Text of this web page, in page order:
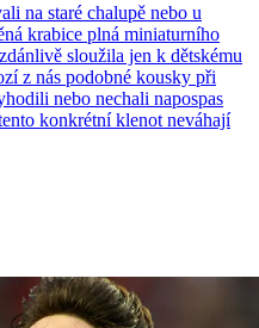
na staré chalupě nebo u
krabice plná miniaturního
sloužila jen k dětskému
z nás podobné kousky při
nebo nechali napospas
konkrétní klenot neváhají